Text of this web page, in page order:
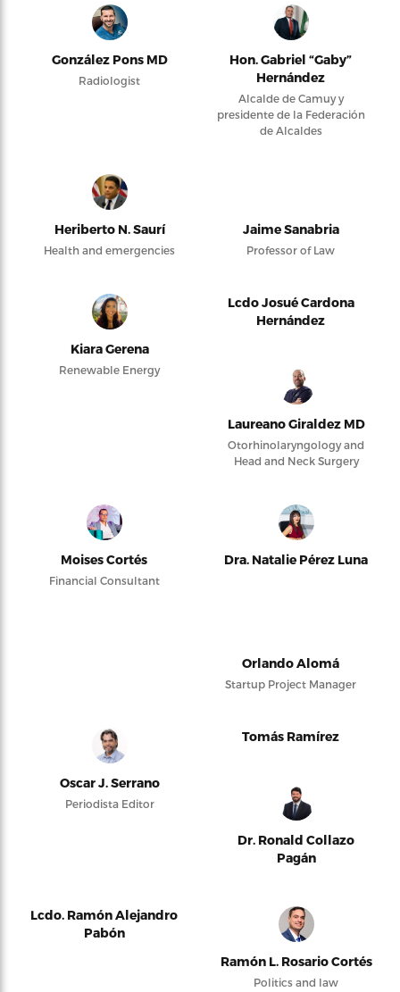
González Pons MD
Radiologist
Hon. Gabriel “Gaby”
Hernández
Alcalde de Camuy y
presidente de la Federación
de Alcaldes
Heriberto N. Saurí
Health and emergencies
Jaime Sanabria
Professor of Law
Kiara Gerena
Renewable Energy
Lcdo Josué Cardona
Hernández
Laureano Giraldez MD
Otorhinolaryngology and
Head and Neck Surgery
Moises Cortés
Financial Consultant
Dra. Natalie Pérez Luna
Orlando Alomá
Startup Project Manager
Oscar J. Serrano
Periodista Editor
Tomás Ramírez
Dr. Ronald Collazo
Pagán
Lcdo. Ramón Alejandro
Pabón
Ramón L. Rosario Cortés
Politics and law